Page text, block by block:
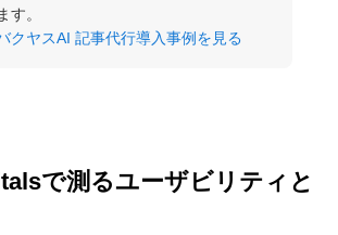
す。
クヤスAI 記事代行導入事例を見る
で測るユーザビリティと